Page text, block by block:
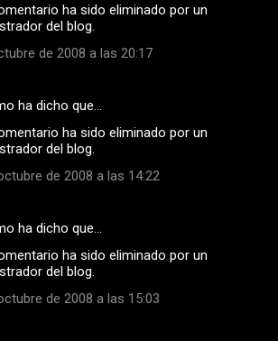
ha sido eliminado por un
del blog.
de 2008 a las 20:17
ha dicho que…
ha sido eliminado por un
del blog.
de 2008 a las 14:22
ha dicho que…
ha sido eliminado por un
del blog.
de 2008 a las 15:03